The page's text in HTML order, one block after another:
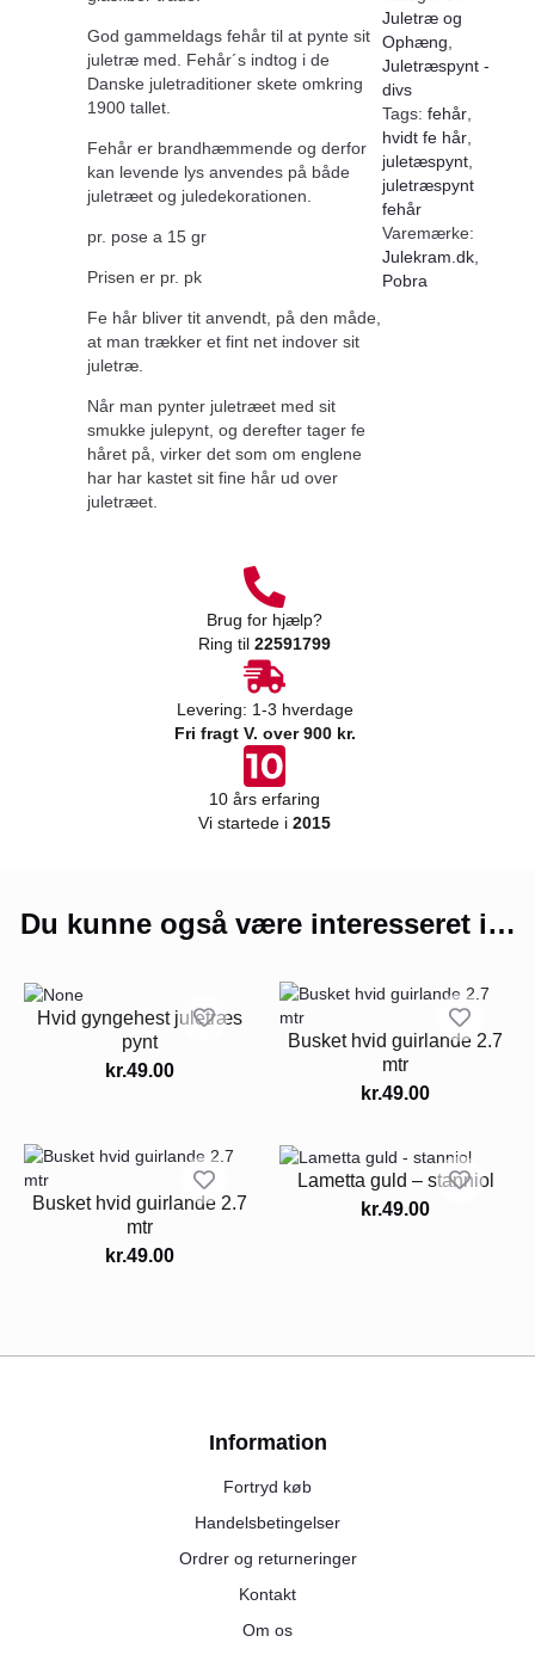
Brug for hjælp?
Ring til 22591799
Levering: 1-3 hverdage
Fri fragt V. over 900 kr.
10 års erfaring
Vi startede i 2015
God gammeldags fehår til at pynte sit
juletræ med. Fehår´s indtog i de
Danske juletraditioner skete omkring
1900 tallet.
Fehår er brandhæmmende og derfor
kan levende lys anvendes på både
juletræet og juledekorationen.
pr. pose a 15 gr
Prisen er pr. pk
Fe hår bliver tit anvendt, på den måde,
at man trækker et fint net indover sit
juletræ.
Når man pynter juletræet med sit
smukke julepynt, og derefter tager fe
håret på, virker det som om englene
har har kastet sit fine hår ud over
juletræet.
Juletræ og
Ophæng
Juletræspynt -
divs
Tags:fehår
hvidt fe hår
juletæspynt
juletræspynt
fehår
Varemærke:
Julekram.dk
Pobra
Du kunne også være interesseret i…
Hvid gyngehest juletræs
pynt
kr.49.00
Busket hvid guirlande 2.7
mtr
kr.49.00
Busket hvid guirlande 2.7
mtr
kr.49.00
Lametta guld – stanniol
kr.49.00
Information
Fortryd køb
Handelsbetingelser
Ordrer og returneringer
Kontakt
Om os